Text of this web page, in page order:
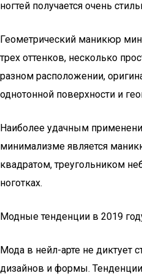
ногтей получается очень
Геометрический маникюр
трех оттенков, несколько
разном расположении,
однотонной поверхности и
Наиболее удачным
минимализме является
квадратом, треугольником
ноготках.
Модные тенденции в 2019
Мода в нейл-арте не диктует
дизайнов и формы.